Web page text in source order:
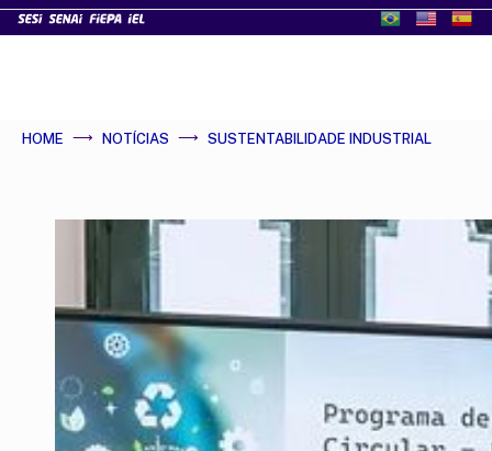
HOME NOTÍCIAS SUSTENTABILIDADE INDUSTRIAL